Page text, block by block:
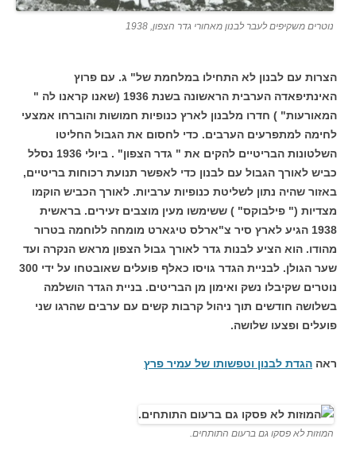
נוטרים משקיפים לעבר לבנון מאחורי גדר הצפון, 1938
הצרות עם לבנון לא התחילו במלחמת של" ג. עם פרוץ
האינתיפאדה הערבית הראשונה בשנת 1936 (שאנו קראנו לה "
המאורעות" ) חדרו מלבנון לארץ כנופיות חמושות והוברחו אמצעי
לחימה למתפרעים הערבים. כדי לחסום את הגבול החליטו
השלטונות הבריטיים להקים את " גדר הצפון" . ביולי 1936 נסלל
כביש לאורך הגבול עם לבנון כדי לאפשר תנועת רכוחות בריטיים,
באזור שהיה נתון לשליטת כנופיות ערביות. לאורך הכביש הוקמו
מצדיות (" פילבוקס" ) ששימשו מעין מוצבים זעירים. בראשית
1938 הגיע לארץ סיר צ"ארלס טיגארט מומחה ללוחמה בטרור
מהודו. הוא הציע לבנות גדר לאורך גבול הצפון מראש הנקרה ועד
שער הגולן. לבניית הגדר גויסו כאלף פועלים שאובטחו על ידי 300
נוטרים שקיבלו נשק ואימון מן הבריטים. בניית הגדר הושלמה
בשלושה חודשים תוך ניהול קרבות קשים עם ערבים שהרגו שני
פועלים ופצעו שלושה.
ראה הגדת לבנון וטפשותו של עמיר פרץ
המוזות לא פסקו גם ברעום התותחים.